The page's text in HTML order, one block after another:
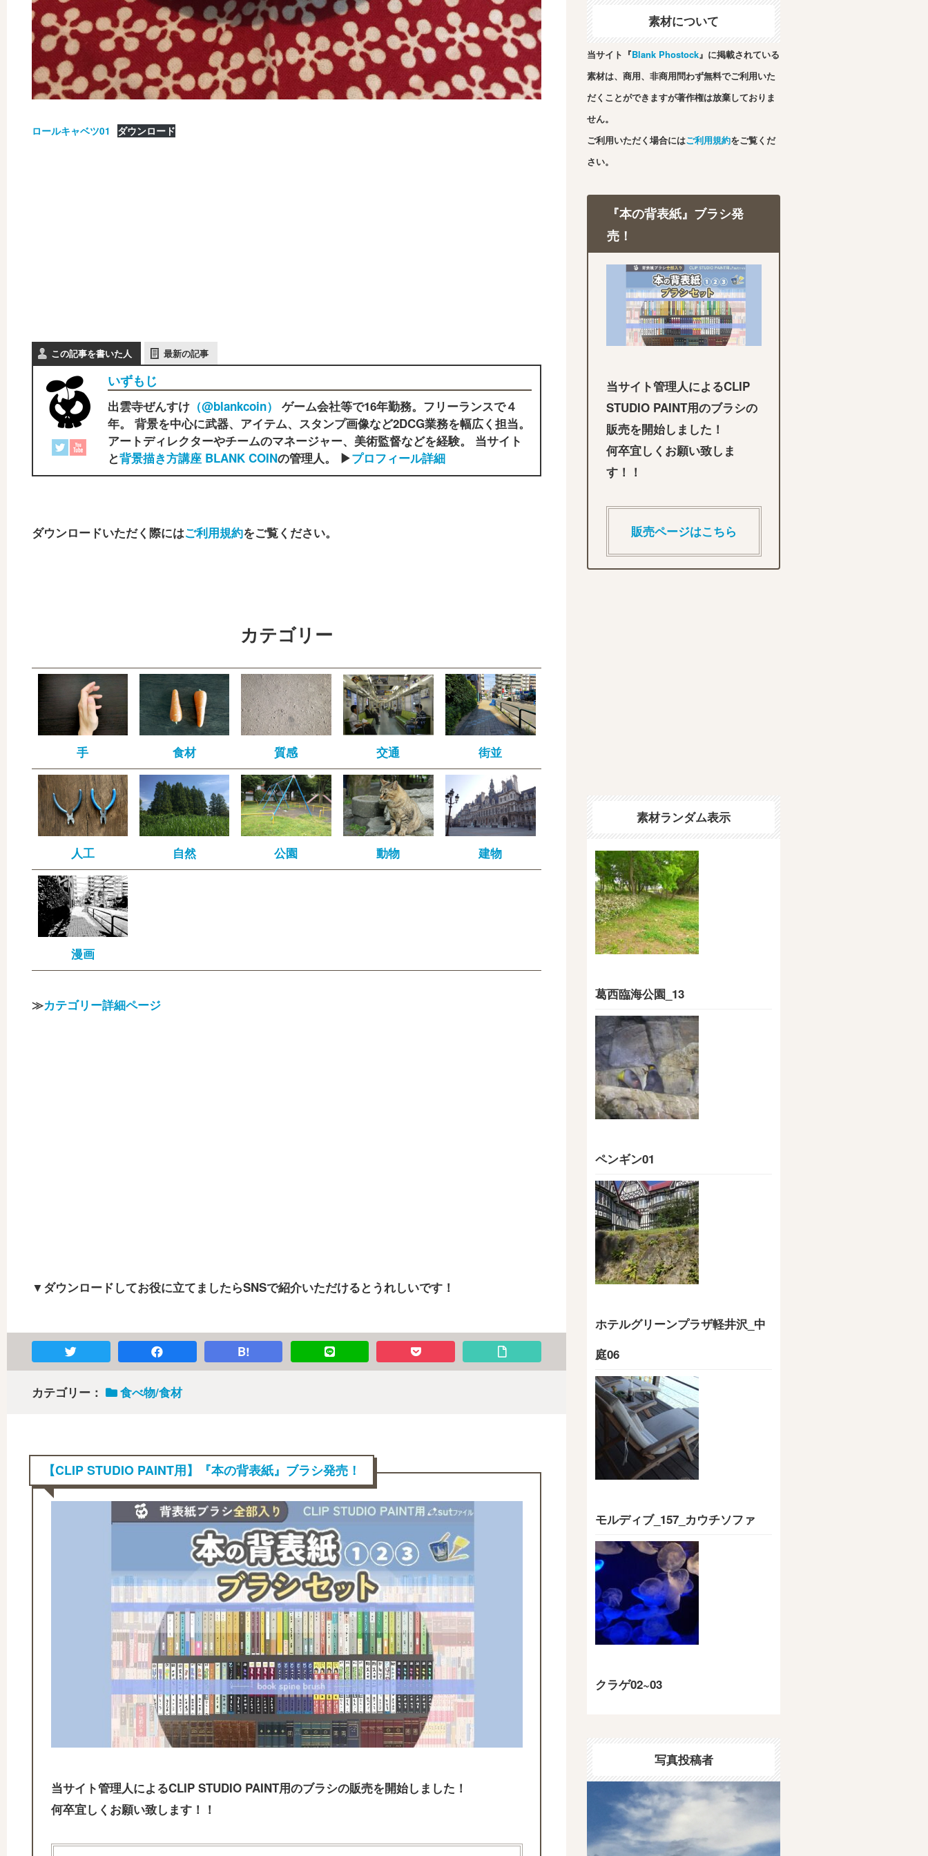
ロールキャベツ01 ダウンロード
この記事を書いた人 最新の記事
いずもじ
出雲寺ぜんすけ （‎@blankcoin）
ゲーム会社等で16年勤務。フリーランスで４
年。 背景を中心に武器、アイテム、スタンプ画像など2DCG業務を幅広く担当。
アートディレクターやチームのマネージャー、美術監督などを経験。 当サイト
と背景描き方講座 BLANK COINの管理人。 ▶プロフィール詳細
ダウンロードいただく際にはご利用規約をご覧ください。
カテゴリー
手 食材 質感 交通 街並
人工 自然 公園 動物 建物
漫画
≫カテゴリー詳細ページ
▼ダウンロードしてお役に立てましたらSNSで紹介いただけるとうれしいです！
B!
カテゴリー： 食べ物/食材
【CLIP STUDIO PAINT用】『本の背表紙』ブラシ発売！
当サイト管理人によるCLIP STUDIO PAINT用のブラシの販売を開始しました！
何卒宜しくお願い致します！！
素材について
当サイト『Blank Phostock』に掲載されている
素材は、商用、非商用問わず無料でご利用いた
だくことができますが著作権は放棄しておりま
せん。
ご利用いただく場合にはご利用規約をご覧くだ
さい。
『本の背表紙』ブラシ発
売！
当サイト管理人によるCLIP
STUDIO PAINT用のブラシの
販売を開始しました！
何卒宜しくお願い致しま
す！！
販売ページはこちら
素材ランダム表示
葛西臨海公園_13
ペンギン01
ホテルグリーンプラザ軽井沢_中
庭06
モルディブ_157_カウチソファ
クラゲ02~03
写真投稿者